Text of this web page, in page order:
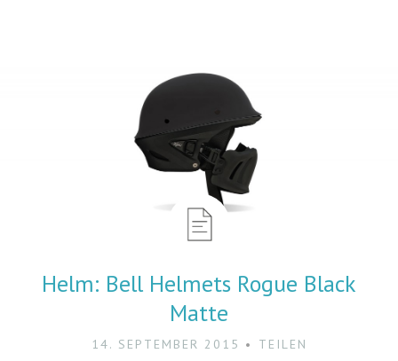
Helm: Bell Helmets Rogue Black
Matte
14. SEPTEMBER 2015 TEILEN